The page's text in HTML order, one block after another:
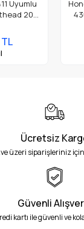
Uyumlu
203
009
TL
Ücretsiz
ve üzeri siparişleriniz
Güvenli
kartı ile güvenli ve